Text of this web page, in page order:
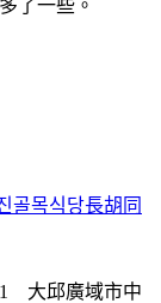
了一些。
골목식당長胡同
1 大邱廣域市中